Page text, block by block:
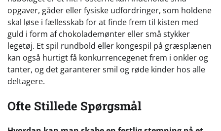
opgaver, gåder eller fysiske udfordringer, som holdene
skal løse i fællesskab for at finde frem til kisten med
guld i form af chokolademønter eller små stykker
legetøj. Et spil rundbold eller kongespil på græsplænen
kan også hurtigt få konkurrencegenet frem i onkler og
tanter, og det garanterer smil og røde kinder hos alle
deltagere.
Ofte Stillede Spørgsmål